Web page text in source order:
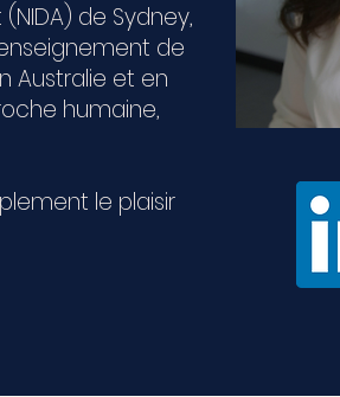
de Sydney,
de
Australie et en
humaine,
le plaisir